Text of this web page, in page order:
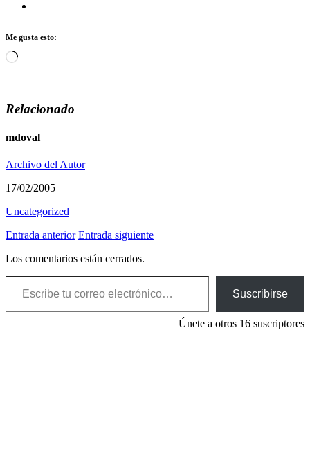
Me gusta esto:
Cargando...
Relacionado
mdoval
Archivo del Autor
17/02/2005
Uncategorized
Entrada anterior Entrada siguiente
Los comentarios están cerrados.
Escribe tu correo electrónico…
Suscribirse
Únete a otros 16 suscriptores